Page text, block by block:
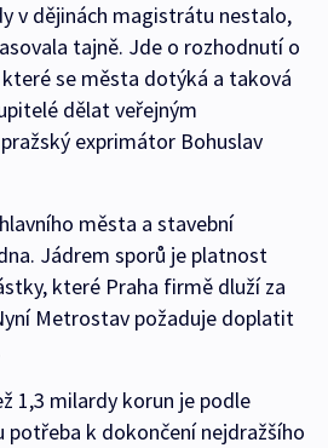
v dějinách magistrátu nestalo,
tajně. Jde o rozhodnutí o
se města dotýká a taková
dělat veřejným
exprimátor Bohuslav
města a stavební
Jádrem sporů je platnost
které Praha firmě dluží za
Metrostav požaduje doplatit
1,3 milardy korun je podle
k dokončení nejdražšího